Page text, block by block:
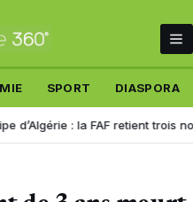
SPORT DIASPORA
: la FAF retient trois noms